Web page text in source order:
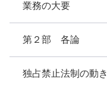
業務の大要
第２部 各論
独占禁止法制の動き